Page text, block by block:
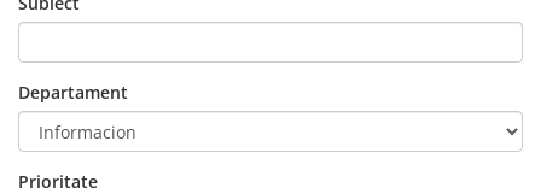
Departament
Prioritate